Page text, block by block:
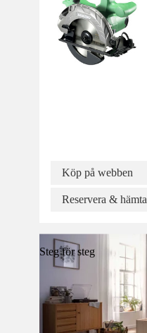
Köp på webben
Reservera & hämta
Steg för steg